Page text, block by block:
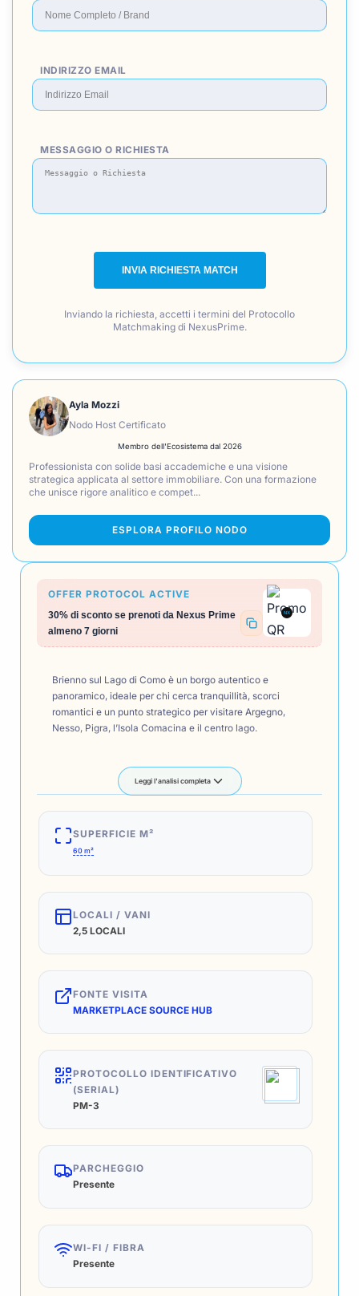
OFFER PROTOCOL ACTIVE
30% di sconto se prenoti da Nexus Prime
almeno 7 giorni
NX
Brienno sul Lago di Como è un borgo autentico e
panoramico, ideale per chi cerca tranquillità, scorci
romantici e un punto strategico per visitare Argegno,
Nesso, Pigra, l’Isola Comacina e il centro lago.
Leggi l'analisi completa
SUPERFICIE M²
60 m²
LOCALI / VANI
2,5 LOCALI
FONTE VISITA
MARKETPLACE SOURCE HUB
PROTOCOLLO IDENTIFICATIVO
(SERIAL)
PM-3
PARCHEGGIO
Presente
WI-FI / FIBRA
Presente
INDIRIZZO EMAIL
MESSAGGIO O RICHIESTA
INVIA RICHIESTA MATCH
Inviando la richiesta, accetti i termini del Protocollo
Matchmaking di NexusPrime.
Ayla Mozzi
Nodo Host Certificato
Membro dell'Ecosistema dal 2026
Professionista con solide basi accademiche e una visione
strategica applicata al settore immobiliare. Con una formazione
che unisce rigore analitico e compet...
ESPLORA PROFILO NODO